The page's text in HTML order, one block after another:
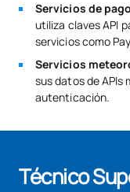
Servicios de pago
utiliza claves API
servicios como
Servicios
sus datos de APIs
autenticación.
Técnico